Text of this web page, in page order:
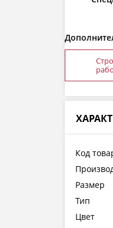
Код
Размер
Тип
Цвет